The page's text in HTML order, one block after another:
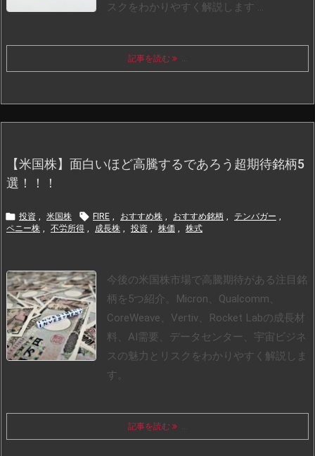
スクをわかりやすく解説します ...
記事を読む ...
【米国株】面白いほど高騰するであろう超期待銘柄5
選！！！
 投資 , 米国株  FIRE , おすすめ株 , おすすめ銘柄 , テンバガー ,
ペニー株 , 不労所得 , 成長株 , 投資 , 株価 , 株式
今後の米国株市場で高騰期待がある注目銘
柄を5つ紹介。Micron、Qualcomm、
CoreWeave、Vertiv、Rocket Labの成長材
料、AI需要、データセンター、宇宙ビジネ
スの魅力とリスクをわかりやすく解説しま
す。
記事を読む ...